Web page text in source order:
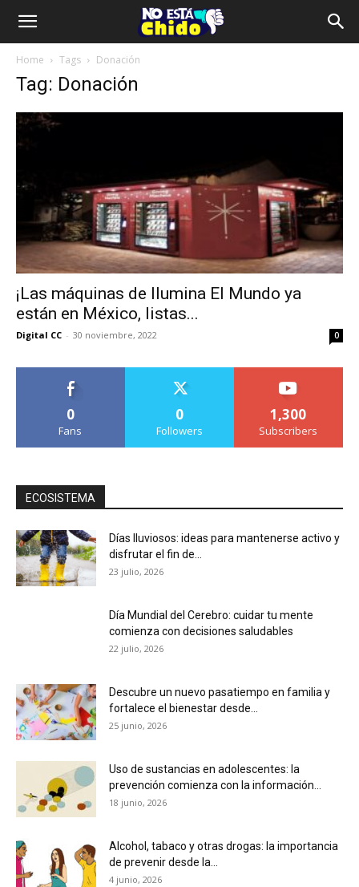
Home Tags Donación
Tag: Donación
¡Las máquinas de Ilumina El Mundo ya
están en México, listas...
Digital CC - 30 noviembre, 2022 0
0
Fans
0
Followers
1,300
Subscribers
ECOSISTEMA
Días lluviosos: ideas para mantenerse activo y
disfrutar el fin de...
23 julio, 2026
Día Mundial del Cerebro: cuidar tu mente
comienza con decisiones saludables
22 julio, 2026
Descubre un nuevo pasatiempo en familia y
fortalece el bienestar desde...
25 junio, 2026
Uso de sustancias en adolescentes: la
prevención comienza con la información...
18 junio, 2026
Alcohol, tabaco y otras drogas: la importancia
de prevenir desde la...
4 junio, 2026